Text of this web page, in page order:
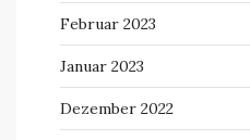
Februar 2023
Januar 2023
Dezember 2022